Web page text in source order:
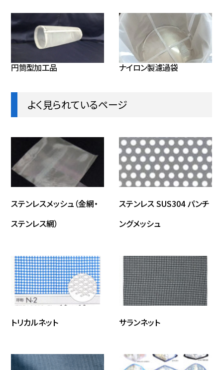
円筒型加工品 ナイロン製濾過袋
よく見られているページ
ステンレスメッシュ（金網・
ステンレス網）
ステンレス SUS304 パンチ
ングメッシュ
トリカルネット サランネット